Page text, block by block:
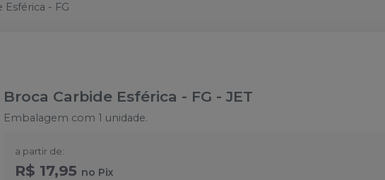
Esférica - FG
Broca Carbide Esférica - FG -JET
Embalagem com 1 unidade.
a partir de:
R$ 17,95 no Pix